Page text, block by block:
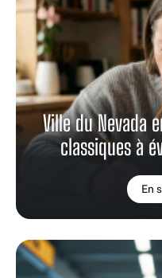
Ville du Nevada
classiques à
En